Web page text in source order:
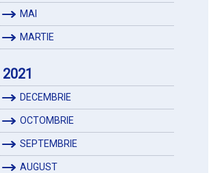
MAI
MARTIE
2021
DECEMBRIE
OCTOMBRIE
SEPTEMBRIE
AUGUST